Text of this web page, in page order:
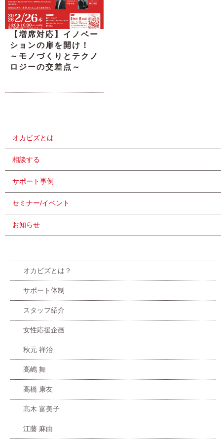
【増席対応】イノベー
ションの扉を開け！
～モノづくりとテクノ
ロジーの交差点～
オカビズとは
相談する
サポート事例
セミナー/イベント
お知らせ
オカビズとは？
サポート体制
スタッフ紹介
女性応援企画
秋元 祥治
髙嶋 舞
高橋 康友
髙木 富美子
江藤 麻由